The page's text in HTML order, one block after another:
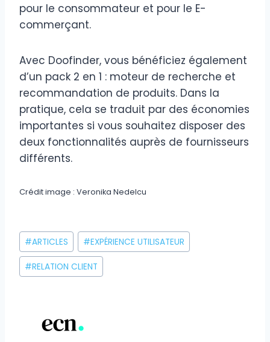
pour le consommateur et pour le E-
commerçant.
Avec Doofinder, vous bénéficiez également
d’un pack 2 en 1 : moteur de recherche et
recommandation de produits. Dans la
pratique, cela se traduit par des économies
importantes si vous souhaitez disposer des
deux fonctionnalités auprès de fournisseurs
différents.
Crédit image : Veronika Nedelcu
Étiquettes
de
la
#ARTICLES #EXPÉRIENCE UTILISATEUR
#RELATION CLIENT